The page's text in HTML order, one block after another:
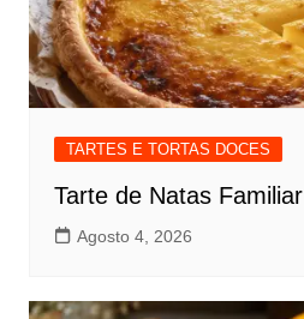
TARTES E TORTAS DOCES
Tarte de Natas Familiar
Agosto 4, 2026